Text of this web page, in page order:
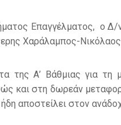
Επαγγέλματος, ο Δ/
Χαράλαμπος-
της Α’ Βάθμιας για
και στη δωρεάν
αποστείλει στον